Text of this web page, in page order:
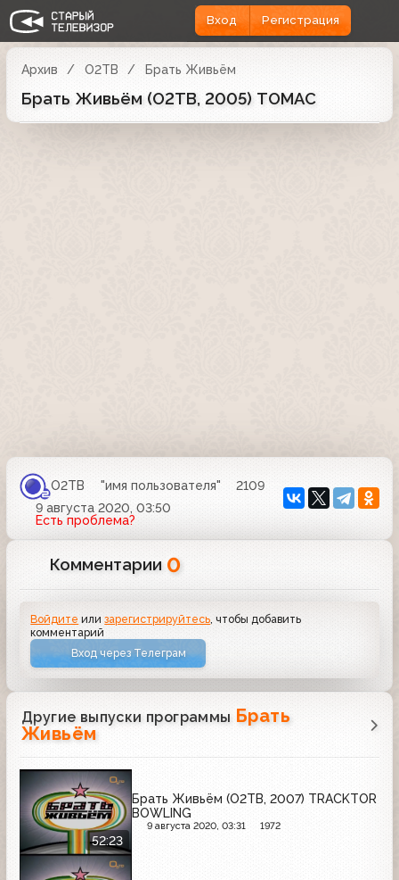
Вход Регистрация
Архив О2ТВ Брать Живьём
Брать Живьём (О2ТВ, 2005) ТОМАС
О2ТВ "имя пользователя"
2109
9 августа 2020, 03:50
Есть проблема?
Комментарии 0
Войдите илизарегистрируйтесь , чтобы добавить
комментарий
Вход через Телеграм
Другие выпуски программы Брать
Живьём
52:23
Брать Живьём (О2ТВ, 2007) TRACKTOR
BOWLING
9 августа 2020, 03:31 1972